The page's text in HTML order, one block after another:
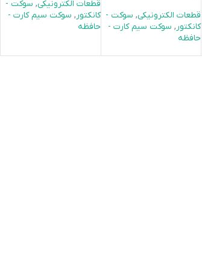
قطعات الکترونیکی, سوكت -
کانکتور , سوکت سیم کارت -
حافظه
قطعات الکترونیکی, سوكت -
کانکتور , سوکت سیم کارت -
حافظه